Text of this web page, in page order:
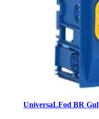
UniversaLFod BR Gul